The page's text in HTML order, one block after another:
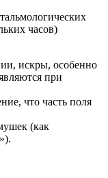
часов)
искры, особенно
при
что часть поля
(как